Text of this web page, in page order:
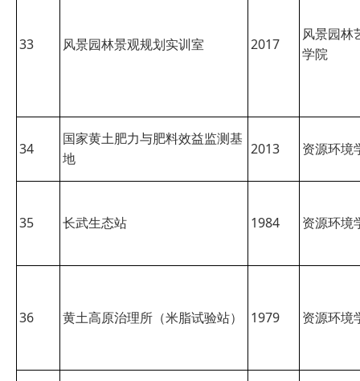
33 风景园林景观规划实训室 2017
风景园林
学院
34
国家黄土肥力与肥料效益监测基
地
2013 资源环境
35 长武生态站 1984 资源环境
36 黄土高原治理所（米脂试验站） 1979 资源环境